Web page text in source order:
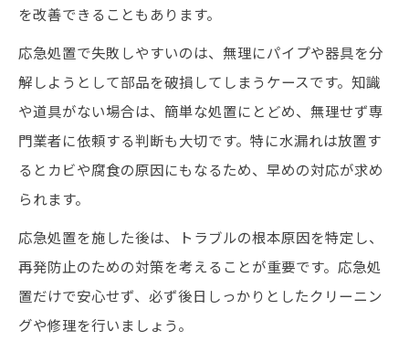
を改善できることもあります。
応急処置で失敗しやすいのは、無理にパイプや器具を分
解しようとして部品を破損してしまうケースです。知識
や道具がない場合は、簡単な処置にとどめ、無理せず専
門業者に依頼する判断も大切です。特に水漏れは放置す
るとカビや腐食の原因にもなるため、早めの対応が求め
られます。
応急処置を施した後は、トラブルの根本原因を特定し、
再発防止のための対策を考えることが重要です。応急処
置だけで安心せず、必ず後日しっかりとしたクリーニン
グや修理を行いましょう。